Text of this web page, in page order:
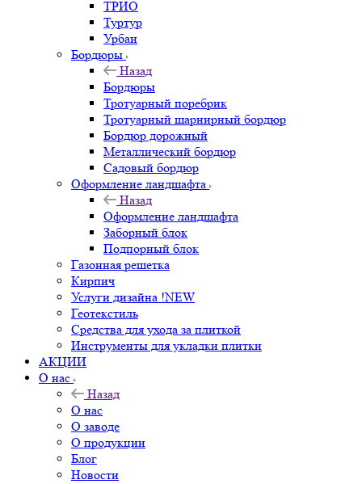
ТРИО
Туртур
Урбан
Бордюры
Назад
Бордюры
Тротуарный поребрик
Тротуарный шарнирный бордюр
Бордюр дорожный
Металлический бордюр
Садовый бордюр
Оформление ландшафта
Назад
Оформление ландшафта
Заборный блок
Подпорный блок
Газонная решетка
Кирпич
Услуги дизайна !NEW
Геотекстиль
Средства для ухода за плиткой
Инструменты для укладки плитки
АКЦИИ
О нас
Назад
О нас
О заводе
О продукции
Блог
Новости